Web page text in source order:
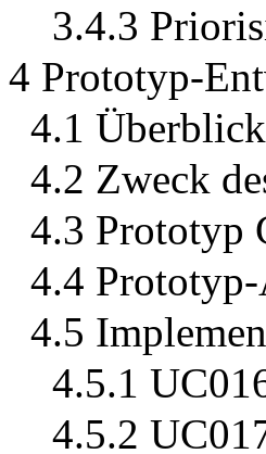
3.4.3
4 Prototyp-
4.1
4.2 Zweck
4.3 Prototyp
4.4
4.5
4.5.1
4.5.2